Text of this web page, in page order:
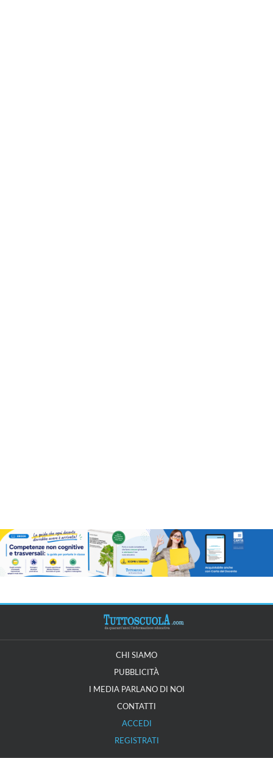
CHI SIAMO
PUBBLICITÀ
I MEDIA PARLANO DI NOI
CONTATTI
ACCEDI
REGISTRATI